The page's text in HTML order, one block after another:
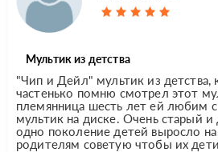
Мультик из детства
"Чип и Дейл" мультик из детства,
частенько помню смотрел этот
племянница шесть лет ей любим
мультик на диске. Очень старый
одно поколение детей выросло
родителям советую чтобы их